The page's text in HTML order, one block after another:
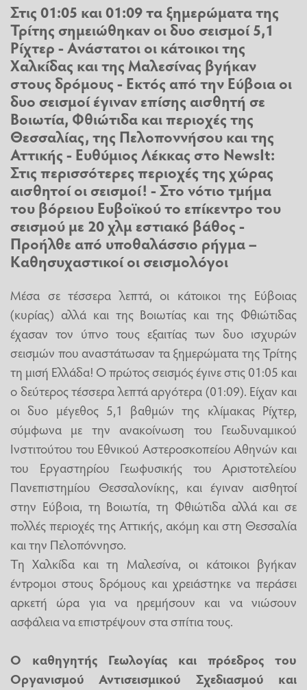
Στις 01:05 και 01:09 τα ξημερώματα της
Τρίτης σημειώθηκαν οι δυο σεισμοί5,1
Ρίχτερ - Ανάστατοι οι κάτοικοι της
Χαλκίδας και της Μαλεσίνας βγήκαν
στους δρόμους - Εκτός από την Εύβοια οι
δυο σεισμοί έγιναν επίσης αισθητή σε
Βοιωτία, Φθιώτιδα και περιοχές της
Θεσσαλίας, της Πελοποννήσου και της
Αττικής - Ευθύμιος Λέκκας στο NewsIt:
Στις περισσότερες περιοχές της χώρας
αισθητοί οι σεισμοί! - Στο νότιο τμήμα
του βόρειου Ευβοϊκού το επίκεντρο του
σεισμού με 20 χλμ εστιακό βάθος -
Προήλθε από υποθαλάσσιο ρήγμα–
Καθησυχαστικοί οι σεισμολόγοι
Μέσα σε τέσσερα λεπτά, οι κάτοικοι της Εύβοιας
(κυρίας) αλλά και της Βοιωτίας και της Φθιώτιδας
έχασαν τον ύπνο τους εξαιτίας των δυο ισχυρών
σεισμών που αναστάτωσαν τα ξημερώματα της Τρίτης
τη μισή Ελλάδα! Ο πρώτος σεισμός έγινε στις 01:05 και
ο δεύτερος τέσσερα λεπτά αργότερα (01:09). Είχαν και
οι δυο μέγεθος 5,1 βαθμών της κλίμακας Ρίχτερ,
σύμφωνα με την ανακοίνωση του Γεωδυναμικού
Ινστιτούτου του Εθνικού Αστεροσκοπείου Αθηνών και
του Εργαστηρίου Γεωφυσικής του Αριστοτελείου
Πανεπιστημίου Θεσσαλονίκης, και έγιναν αισθητοί
στην Εύβοια, τη Βοιωτία, τη Φθιώτιδα αλλά και σε
πολλές περιοχές της Αττικής, ακόμη και στη Θεσσαλία
και την Πελοπόννησο.
Τη Χαλκίδα και τη Μαλεσίνα, οι κάτοικοι βγήκαν
έντρομοι στους δρόμους και χρειάστηκε να περάσει
αρκετή ώρα για να ηρεμήσουν και να νιώσουν
ασφάλεια να επιστρέψουν στα σπίτια τους.
Ο καθηγητής Γεωλογίας και πρόεδρος του
Οργανισμού Αντισεισμικού Σχεδιασμού και